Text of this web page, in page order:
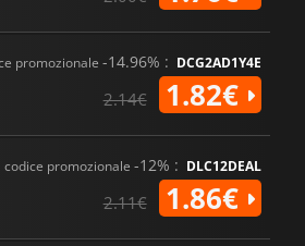
promozionale -14.96% : DCG2AD1Y4E
2.14€ 1.82€
codice promozionale -12% : DLC12DEAL
2.11€ 1.86€